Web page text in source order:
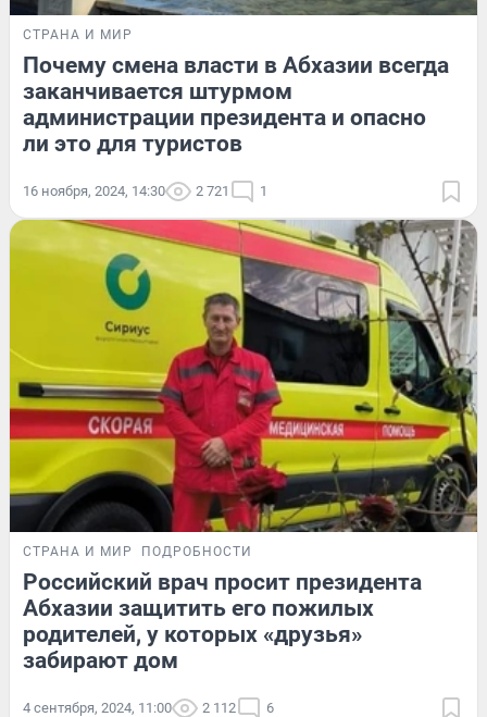
СТРАНА И МИР
Почему смена власти в Абхазии всегда
заканчивается штурмом
администрации президента и опасно
ли это для туристов
16 ноября, 2024, 14:30 2 721 1
СТРАНА И МИР ПОДРОБНОСТИ
Российский врач просит президента
Абхазии защитить его пожилых
родителей, у которых «друзья»
забирают дом
4 сентября, 2024, 11:00 2 112 6